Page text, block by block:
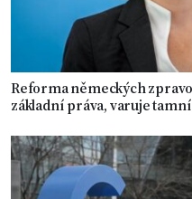
Reforma německých
základní práva, varuje